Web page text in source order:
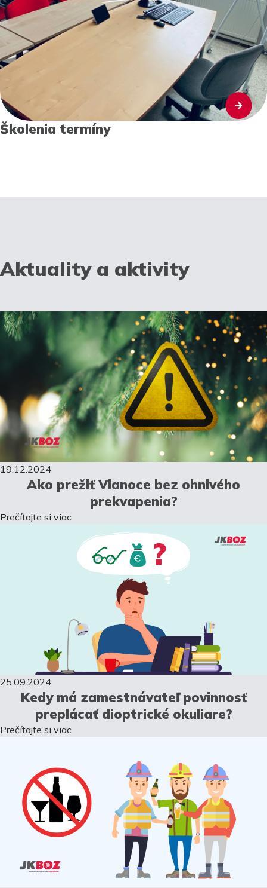
Školenia termíny
Aktuality a aktivity
19.12.2024
Ako prežiť Vianoce bez ohnivého
prekvapenia?
Prečítajte si viac
25.09.2024
Kedy má zamestnávateľ povinnosť
preplácať dioptrické okuliare?
Prečítajte si viac